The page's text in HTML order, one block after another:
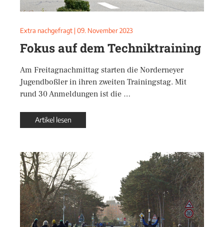
Extra nachgefragt | 09. November 2023
Fokus auf dem Techniktraining
‌Am Freitagnachmittag starten die Norderneyer
Jugendboßler in ihren zweiten Trainingstag. Mit
rund 30 Anmeldungen ist die …
Artikel lesen